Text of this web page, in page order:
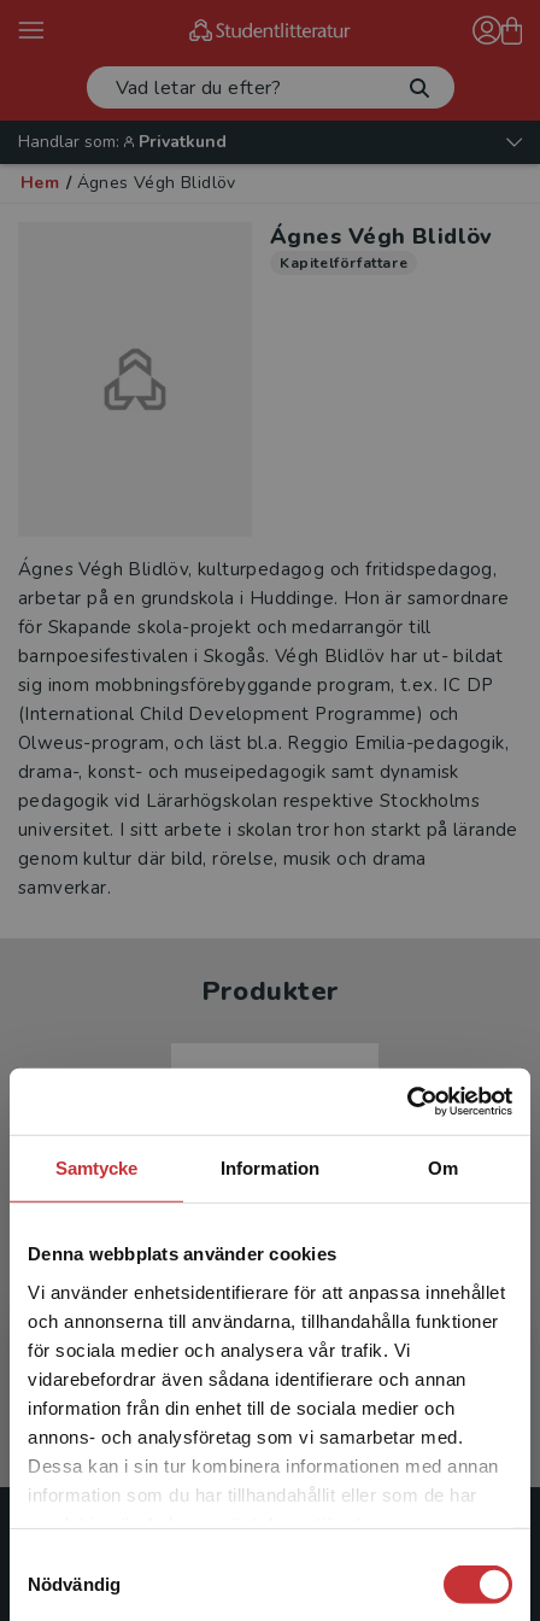
Samtycke Information Om
Denna webbplats använder cookies
Vi använder enhetsidentifierare för att anpassa innehållet
och annonserna till användarna, tillhandahålla funktioner
för sociala medier och analysera vår trafik. Vi
vidarebefordrar även sådana identifierare och annan
information från din enhet till de sociala medier och
annons- och analysföretag som vi samarbetar med.
Dessa kan i sin tur kombinera informationen med annan
information som du har tillhandahållit eller som de har
Nödvändig
Begränsad fraktregion
Det verkar som att du besöker
studentlitteratur.se via en enhet utanför Sverige.
Vi erbjuder inte leveranser utanför Sverige. För
att kunna slutföra ett köp måste
Handlar som:
Privatkund
Hem / Ágnes Végh Blidlöv
Ágnes Végh Blidlöv
Kapitelförfattare
Ágnes Végh Blidlöv, kulturpedagog och fritidspedagog,
arbetar på en grundskola i Huddinge. Hon är samordnare
för Skapande skola-projekt och medarrangör till
barnpoesifestivalen i Skogås. Végh Blidlöv har ut- bildat
sig inom mobbningsförebyggande program, t.ex. IC DP
(International Child Development Programme) och
Olweus-program, och läst bl.a. Reggio Emilia-pedagogik,
drama-, konst- och museipedagogik samt dynamisk
pedagogik vid Lärarhögskolan respektive Stockholms
universitet. I sitt arbete i skolan tror hon starkt på lärande
genom kultur där bild, rörelse, musik och drama
samverkar.
Produkter
Drama
Österlind, Eva (red.)
390 krinkl. moms
Exkl. moms: 368 kr
Studentlitteratur grundades 1963 och är idag Sveriges